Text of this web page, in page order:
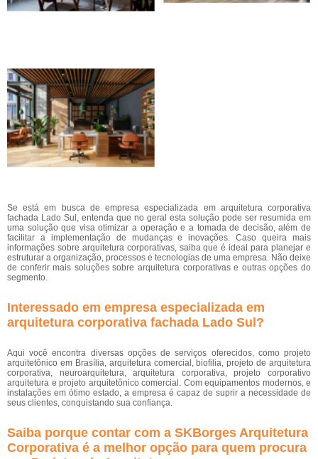
Se está em busca de empresa especializada em arquitetura corporativa
fachada Lado Sul, entenda que no geral esta solução pode ser resumida em
uma solução que visa otimizar a operação e a tomada de decisão, além de
facilitar a implementação de mudanças e inovações. Caso queira mais
informações sobre arquitetura corporativas, saiba que é ideal para planejar e
estruturar a organização, processos e tecnologias de uma empresa. Não deixe
de conferir mais soluções sobre arquitetura corporativas e outras opções do
segmento.
Interessado em empresa especializada em
arquitetura corporativa fachada Lado Sul?
Aqui você encontra diversas opções de serviços oferecidos, como projeto
arquitetônico em Brasília, arquitetura comercial, biofilia, projeto de arquitetura
corporativa, neuroarquitetura, arquitetura corporativa, projeto corporativo
arquitetura e projeto arquitetônico comercial. Com equipamentos modernos, e
instalações em ótimo estado, a empresa é capaz de suprir a necessidade de
seus clientes, conquistando sua confiança.
Saiba porque contar com a SKBorges Arquitetura
Corporativa é a melhor opção para quem procura